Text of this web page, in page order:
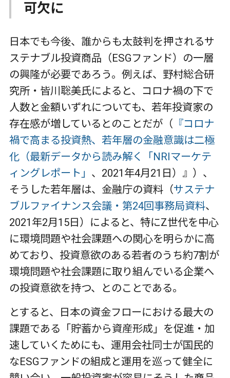
可欠に
日本でも今後、誰からも太鼓判を押されるサ
ステナブル投資商品（ESGファンド）の一層
の興隆が必要であろう。例えば、野村総合研
究所・皆川聡美氏によると、コロナ禍の下で
人数と金額いずれについても、若年投資家の
存在感が増しているとのことだが（ 『コロナ
禍で高まる投資熱、若年層の金融意識は二極
化（最新データから読み解く「NRIマーケテ
ィングレポート」 、2021年4月21日）』）、
そうした若年層は、金融庁の資料（サステナ
ブルファイナンス会議・第24回事務局資料、
2021年2月15日）によると、特にZ世代を中心
に環境問題や社会課題への関心を明らかに高
めており、投資意欲のある若者のうち約7割が
環境問題や社会課題に取り組んでいる企業へ
の投資意欲を持つ、とのことである。
とすると、日本の資金フローにおける最大の
課題である「貯蓄から資産形成」を促進・加
速していくためにも、運用会社同士が国民的
なESGファンドの組成と運用を巡って健全に